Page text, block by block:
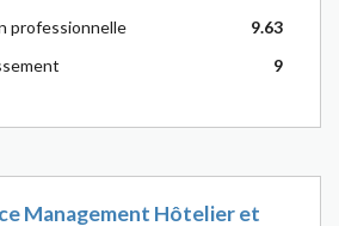
professionnelle
9.63
9
Management Hôtelier et